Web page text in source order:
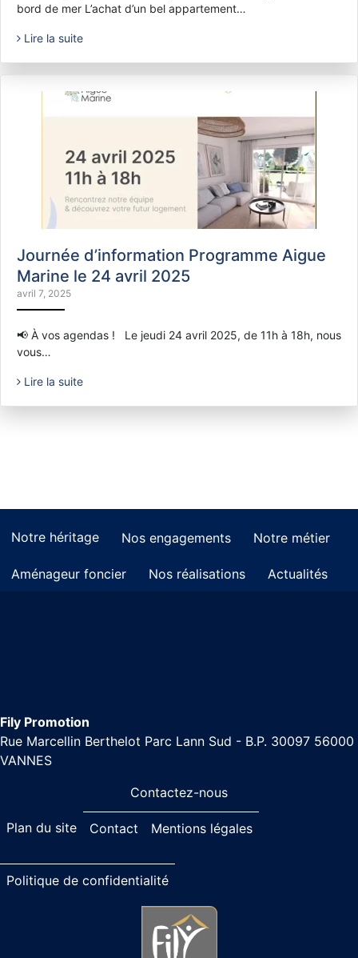
bord de mer L’achat d’un bel appartement…
Lire la suite
Journée d’information Programme Aigue
Marine le 24 avril 2025
avril 7, 2025
📢 À vos agendas ! Le jeudi 24 avril 2025, de 11h à 18h, nous
vous…
Lire la suite
Notre héritage Nos engagements Notre métier
Aménageur foncier Nos réalisations Actualités
Fily Promotion
Rue Marcellin Berthelot Parc Lann Sud - B.P. 30097 56000
VANNES
Contactez-nous
Plan du site Contact Mentions légales
Politique de confidentialité